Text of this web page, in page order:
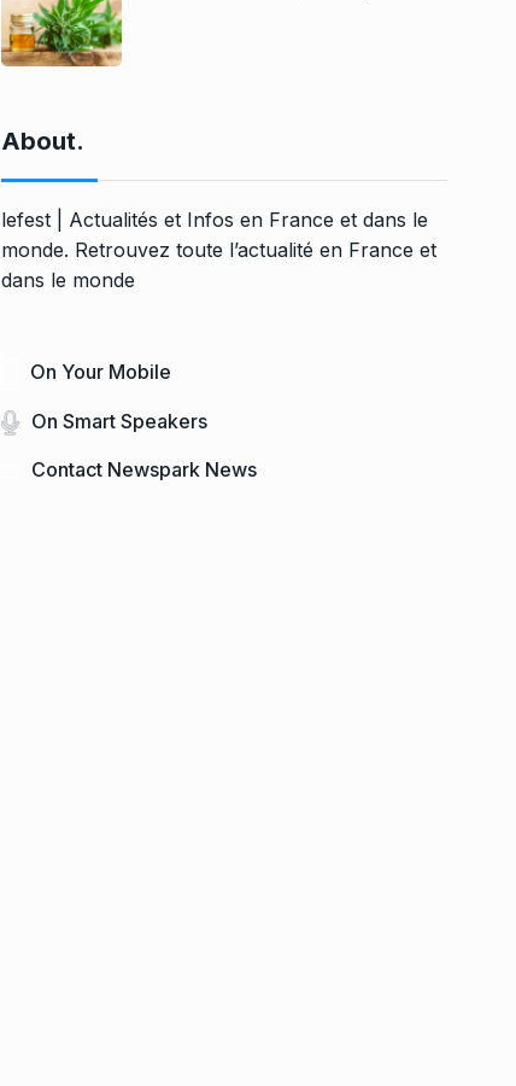
About.
lefest | Actualités et Infos en France et dans le
monde. Retrouvez toute l’actualité en France et
dans le monde
On Your Mobile
On Smart Speakers
Contact Newspark News